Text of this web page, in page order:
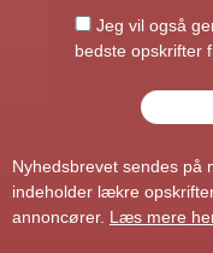
Jeg vil også
bedste opskrifter
Nyhedsbrevet sendes på
indeholder lækre
annoncører. Læs mere